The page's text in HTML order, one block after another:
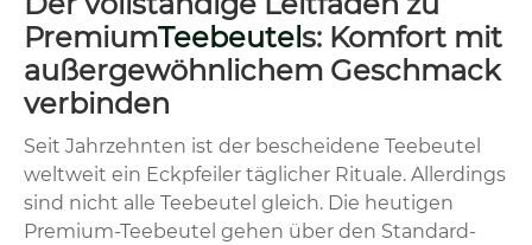
PremiumTeebeutel s: Komfort mit
außergewöhnlichem Geschmack
verbinden
Seit Jahrzehnten ist der bescheidene Teebeutel
weltweit ein Eckpfeiler täglicher Rituale. Allerdings
sind nicht alle Teebeutel gleich. Die heutigen
Premium-Teebeutel gehen über den Standard-